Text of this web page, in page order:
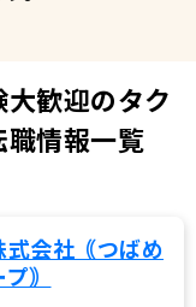
歓迎のタク
情報一覧
会社｟つばめ
｠